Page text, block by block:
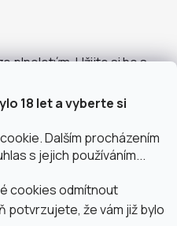
18 let a vyberte si
Dalším procházením
s jejich používáním...
cookies odmítnout
potvrzujete, že vám již bylo
plnoletým. Užijte si ho s